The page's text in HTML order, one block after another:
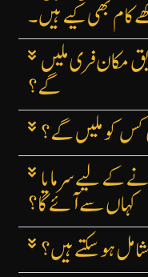
کام بھی کیے ہیں۔
مکان فری ملیں
گے؟
کو ملیں گے؟
کے لیے سرمایا
کہاں سے آئے گا؟
ہوسکتے ہیں؟